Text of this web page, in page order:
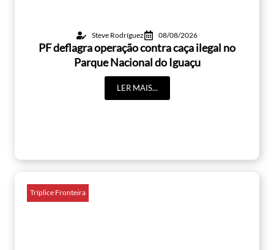
Steve Rodríguez 08/08/2026
PF deflagra operação contra caça ilegal no
Parque Nacional do Iguaçu
LER MAIS...
Tríplice Fronteira